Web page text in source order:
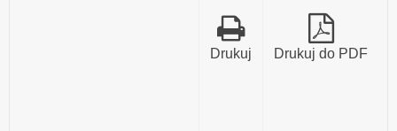
Drukuj do PDF
Drukuj